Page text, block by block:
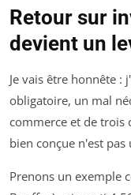
Retour sur
devient un
Je vais être honnête :
obligatoire, un mal
commerce et de trois
bien conçue n'est
Prenons un exemple